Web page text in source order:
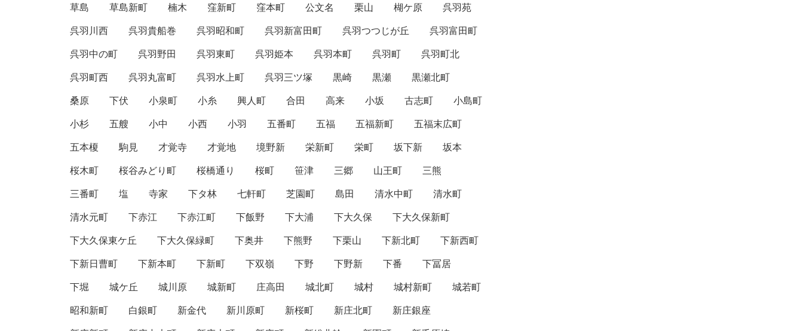
草島
草島新町 楠木 窪新町 窪本町 公文名 栗山 楜ケ原
呉羽苑
呉羽川西
呉羽貴船巻 呉羽昭和町 呉羽新富田町 呉羽つつじが丘
呉羽富田町
呉羽中の町
呉羽野田 呉羽東町 呉羽姫本 呉羽本町 呉羽町
呉羽町北
呉羽町西
呉羽丸富町 呉羽水上町 呉羽三ツ塚 黒崎 黒瀬
黒瀬北町
桑原
下伏 小泉町 小糸 興人町 合田 高来 小坂 古志町
小島町
小杉
五艘 小中 小西 小羽 五番町 五福 五福新町
五福末広町
五本榎
駒見 才覚寺 才覚地 境野新 栄新町 栄町 坂下新
坂本
桜木町
桜谷みどり町 桜橋通り 桜町 笹津 三郷 山王町
三熊
三番町
塩 寺家 下タ林 七軒町 芝園町 島田 清水中町
清水町
清水元町
下赤江 下赤江町 下飯野 下大浦 下大久保
下大久保新町
下大久保東ケ丘
下大久保緑町 下奥井 下熊野 下栗山 下新北町
下新西町
下新日曹町
下新本町 下新町 下双嶺 下野 下野新 下番
下冨居
下堀
城ケ丘 城川原 城新町 庄高田 城北町 城村 城村新町
城若町
昭和新町
白銀町 新金代 新川原町 新桜町 新庄北町
新庄銀座